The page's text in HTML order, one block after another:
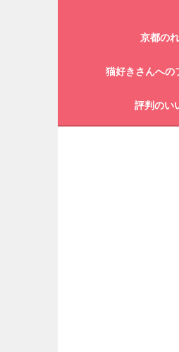
京都の
猫好きさんへの
評判のい